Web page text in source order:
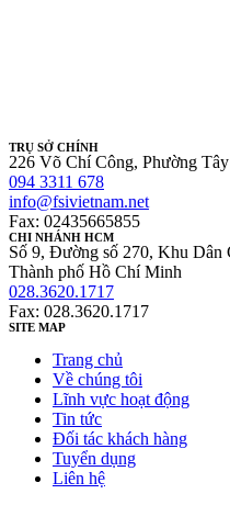
TRỤ SỞ CHÍNH
226 Võ Chí Công, Phường
094 3311 678
info@fsivietnam.net
Fax: 02435665855
CHI NHÁNH HCM
Số 9, Đường số 270, Khu Dân
Thành phố Hồ Chí Minh
028.3620.1717
Fax: 028.3620.1717
SITE MAP
Trang chủ
Về chúng tôi
Lĩnh vực hoạt động
Tin tức
Đối tác khách hàng
Tuyển dụng
Liên hệ